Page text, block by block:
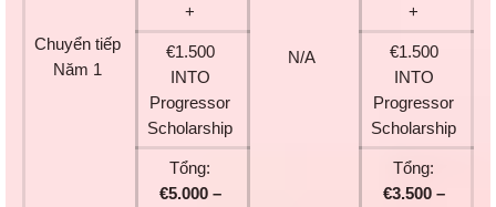
Chuyển tiếp
Năm 1
N/A
+ +
€1.500
INTO
Progressor
Scholarship
€1.500
INTO
Progressor
Scholarship
Tổng:
€5.000 –
Tổng:
€3.500 –